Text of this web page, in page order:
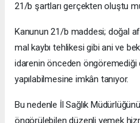
21/b şartları gerçekten oluştu
Kanunun 21/b maddesi; doğal
mal kaybı tehlikesi gibi ani ve
idarenin önceden öngöremediği
yapılabilmesine imkân tanıyor.
Bu nedenle İl Sağlık